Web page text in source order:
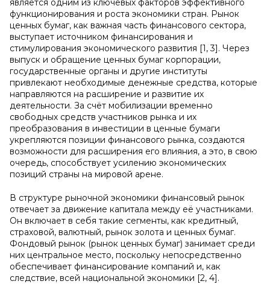
является одним из ключевых факторов эффективного
функционирования и роста экономики стран. Рынок
ценных бумаг, как важная часть финансового сектора,
выступает источником финансирования и
стимулирования экономического развития [1, 3]. Через
выпуск и обращение ценных бумаг корпорации,
государственные органы и другие институты
привлекают необходимые денежные средства, которые
направляются на расширение и развитие их
деятельности. За счёт мобилизации временно
свободных средств участников рынка и их
преобразования в инвестиции в ценные бумаги
укрепляются позиции финансового рынка, создаются
возможности для расширения его влияния, а это, в свою
очередь, способствует усилению экономических
позиций страны на мировой арене.
В структуре рыночной экономики финансовый рынок
отвечает за движение капитала между её участниками.
Он включает в себя такие сегменты, как кредитный,
страховой, валютный, рынок золота и ценных бумаг.
Фондовый рынок (рынок ценных бумаг) занимает среди
них центральное место, поскольку непосредственно
обеспечивает финансирование компаний и, как
следствие, всей национальной экономики [2, 4].